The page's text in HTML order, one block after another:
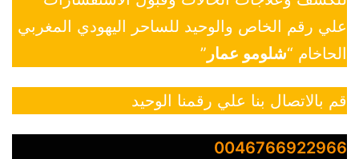
علي رقم الخاص والوحيد للساحر اليهودي المغربي
الحاخام “شلومو عمار ”
قم بالاتصال بنا علي رقمنا الوحيد
0046766922966